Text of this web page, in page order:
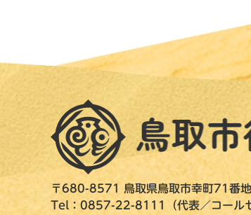
〒680-8571 鳥取県鳥取市幸町71番地
Tel：0857-22-8111（代表／コールセ